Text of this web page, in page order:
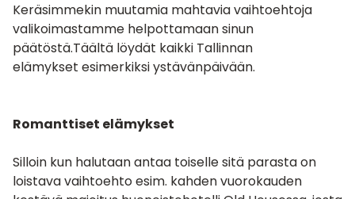
Keräsimmekin muutamia mahtavia vaihtoehtoja
valikoimastamme helpottamaan sinun
päätöstä.Täältä löydät kaikki Tallinnan
elämykset esimerkiksi ystävänpäivään.
Romanttiset elämykset
Silloin kun halutaan antaa toiselle sitä parasta on
loistava vaihtoehto esim. kahden vuorokauden